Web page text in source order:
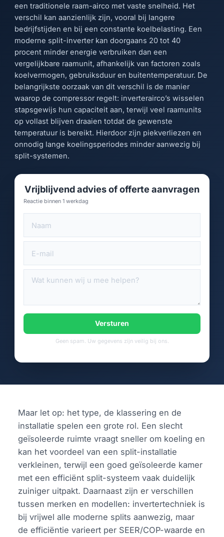
een traditionele raam-airco met vaste snelheid. Het
verschil kan aanzienlijk zijn, vooral bij langere
bedrijfstijden en bij een constante koelbelasting. Een
moderne split-inverter kan doorgaans 20 tot 40
procent minder energie verbruiken dan een
vergelijkbare raamunit, afhankelijk van factoren zoals
koelvermogen, gebruiksduur en buitentemperatuur. De
belangrijkste oorzaak van dit verschil is de manier
waarop de compressor regelt: inverterairco’s wisselen
stapsgewijs hun capaciteit aan, terwijl veel raamunits
op vollast blijven draaien totdat de gewenste
temperatuur is bereikt. Hierdoor zijn piekverliezen en
onnodig lange koelingsperiodes minder aanwezig bij
split-systemen.
Vrijblijvend advies of offerte aanvragen
Reactie binnen 1 werkdag
Versturen
Geen spam. Uw gegevens zijn veilig bij ons.
Maar let op: het type, de klassering en de
installatie spelen een grote rol. Een slecht
geïsoleerde ruimte vraagt sneller om koeling en
kan het voordeel van een split-installatie
verkleinen, terwijl een goed geïsoleerde kamer
met een efficiënt split-systeem vaak duidelijk
zuiniger uitpakt. Daarnaast zijn er verschillen
tussen merken en modellen: invertertechniek is
bij vrijwel alle moderne splits aanwezig, maar
de efficiëntie varieert per SEER/COP-waarde en